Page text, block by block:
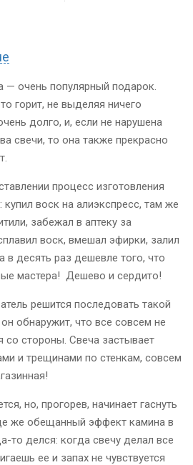
— очень популярный подарок.
горит, не выделяя ничего
долго, и, если не нарушена
свечи, то она также прекрасно
процесс изготовления
воск на алиэкспресс, там же
забежал в аптеку за
воск, вмешал эфирки, залил
в десять раз дешевле того, что
мастера! Дешево и сердито!
решится последовать такой
обнаружит, что все совсем не
со стороны. Свеча застывает
и трещинами по стенкам, совсем
но, прогорев, начинает гаснуть
же обещанный эффект камина в
то делся: когда свечу делал все
ее и запах не чувствуется